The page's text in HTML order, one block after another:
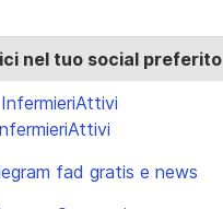
nel tuo social preferito
fad gratis e news